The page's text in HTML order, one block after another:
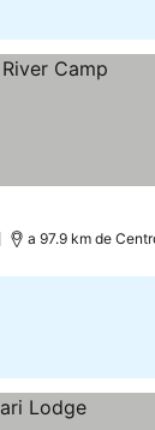
a 97.9 km de